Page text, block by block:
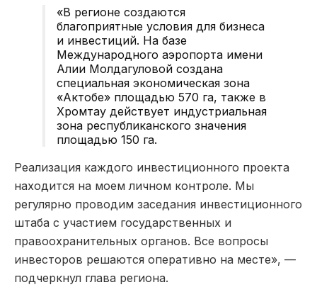
«В регионе создаются
благоприятные условия для бизнеса
и инвестиций. На базе
Международного аэропорта имени
Алии Молдагуловой создана
специальная экономическая зона
«Актобе» площадью 570 га, также в
Хромтау действует индустриальная
зона республиканского значения
площадью 150 га.
Реализация каждого инвестиционного проекта
находится на моем личном контроле. Мы
регулярно проводим заседания инвестиционного
штаба с участием государственных и
правоохранительных органов. Все вопросы
инвесторов решаются оперативно на месте», —
подчеркнул глава региона.